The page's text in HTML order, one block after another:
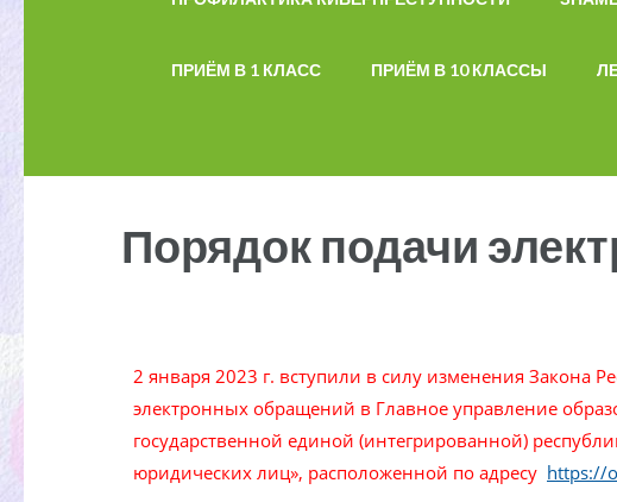
ПРИЁМ В 1 КЛАСС ПРИЁМ В 10 КЛАССЫ
Порядок подачи
2 января 2023 г. вступили в силу изменения Закона
электронных обращений в Главное управление
государственной единой (интегрированной)
юридических лиц», расположенной по адресу https://